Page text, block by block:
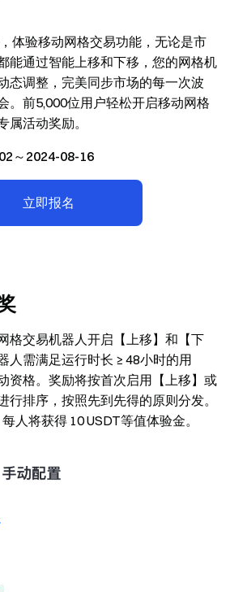
体验移动网格交易功能，无论是市
能通过智能上移和下移，您的网格机
态调整，完美同步市场的每一次波
。前5,000位用户轻松开启移动网格
属活动奖励。
～2024-08-16
立即报名
格交易机器人开启【上移】和【下
人需满足运行时长 ≥ 48小时的用
资格。奖励将按首次启用【上移】或
行排序，按照先到先得的原则分发。
人将获得 10 USDT等值体验金。